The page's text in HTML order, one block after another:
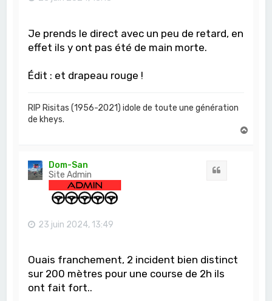
Je prends le direct avec un peu de retard, en
effet ils y ont pas été de main morte.
Édit : et drapeau rouge !
RIP Risitas (1956-2021) idole de toute une génération
de kheys.
Dom-San
Site Admin
23 juin 2024, 13:49
Ouais franchement, 2 incident bien distinct
sur 200 mètres pour une course de 2h ils
ont fait fort..